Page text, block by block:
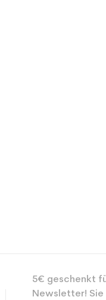
CO2-
5€ geschenkt
Newsletter! Sie